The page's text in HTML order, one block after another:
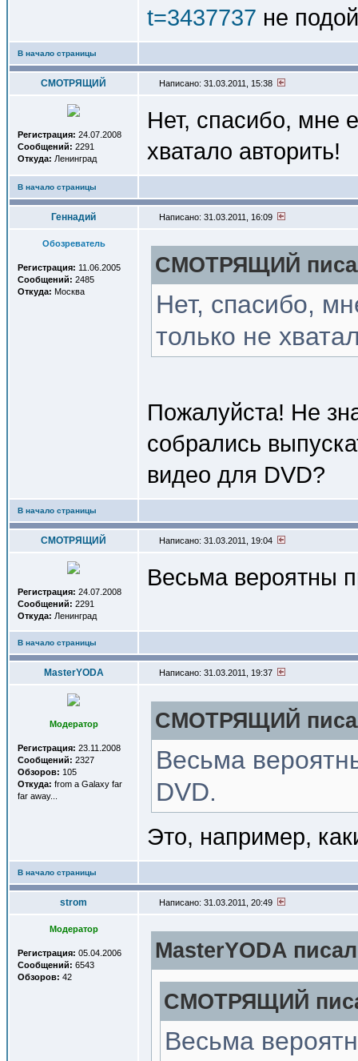
t=3437737 не
В начало страницы
СМОТРЯЩИЙ Написано: 31.03.2011, 15:38
Регистрация: 24.07.2008
Сообщений: 2291
Откуда: Ленинград
Нет, спасибо, мне
хватало авторить!
В начало страницы
Геннадий Написано: 31.03.2011, 16:09
Обозреватель
Регистрация: 11.06.2005
Сообщений: 2485
Откуда: Москва
СМОТРЯЩИЙ
Нет, спасибо,
только не
Пожалуйста! Не
собрались
видео для DVD?
В начало страницы
СМОТРЯЩИЙ Написано: 31.03.2011, 19:04
Регистрация: 24.07.2008
Сообщений: 2291
Откуда: Ленинград
Весьма вероятны
В начало страницы
MasterYODA Написано: 31.03.2011, 19:37
Модератор
Регистрация: 23.11.2008
Сообщений: 2327
Обзоров: 105
Откуда: from a Galaxy far
far away...
СМОТРЯЩИЙ
Весьма
DVD.
Это, например,
В начало страницы
strom Написано: 31.03.2011, 20:49
Модератор
Регистрация: 05.04.2006
Сообщений: 6543
Обзоров: 42
MasterYODA
СМОТРЯЩИЙ
Весьма